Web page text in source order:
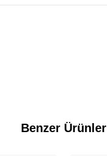
Benzer Ürünler